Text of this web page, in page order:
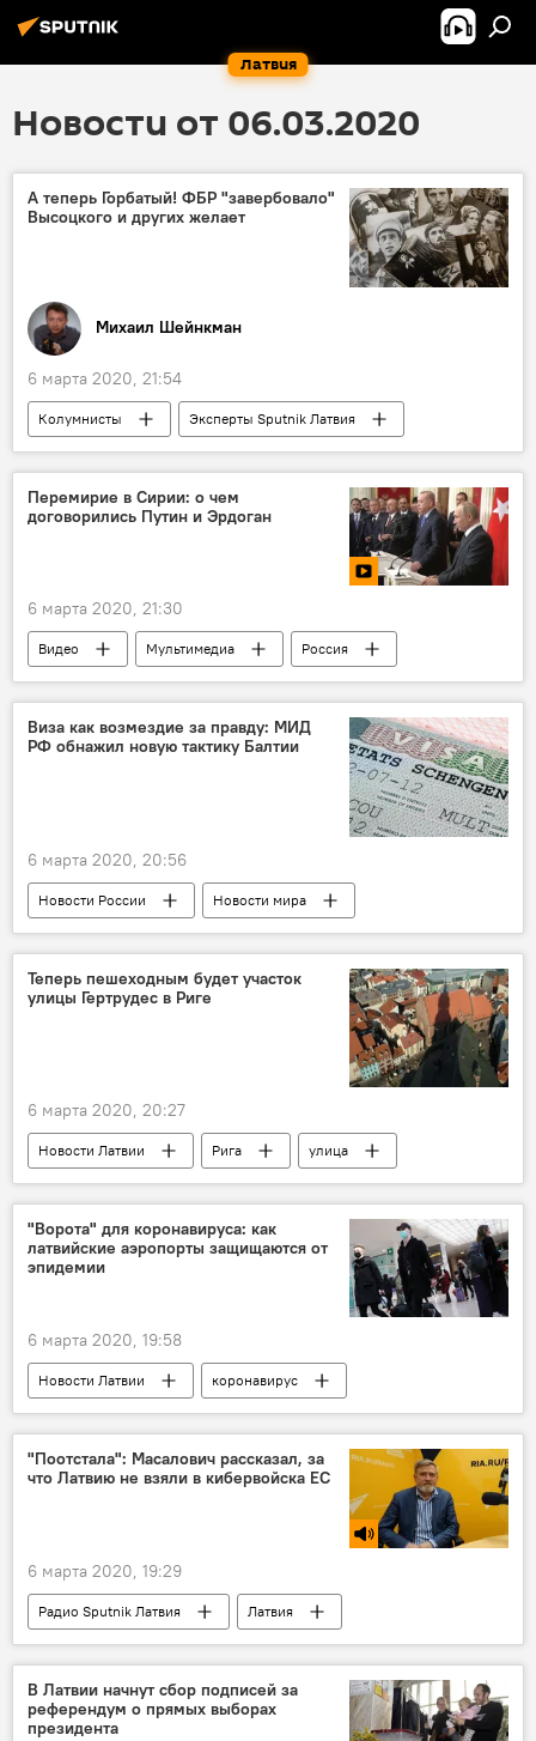
Латвия
Новости от 06.03.2020
А теперь Горбатый! ФБР "завербовало"
Высоцкого и других желает
Михаил Шейнкман
6 марта 2020, 21:54
Колумнисты
Эксперты Sputnik Латвия
США
ФБР Владимир Высоцкий
Перемирие в Сирии: о чем
договорились Путин и Эрдоган
6 марта 2020, 21:30
Видео Мультимедиа
Россия
Турция
Владимир Путин
Реджеп Тайип Эрдоган
Сирия
перемирие
вино
Виза как возмездие за правду: МИД
РФ обнажил новую тактику Балтии
6 марта 2020, 20:56
Новости России
Новости мира
Новости Балтии
Россия
Балтия
Шенгенская виза
МИД РФ
Мария Захарова
Теперь пешеходным будет участок
улицы Гертрудес в Риге
6 марта 2020, 20:27
Новости Латвии Рига улица
"Ворота" для коронавируса: как
латвийские аэропорты защищаются от
эпидемии
6 марта 2020, 19:58
Новости Латвии
коронавирус
аэропорт
Латвия
Рига
Лиепая
"Поотстала": Масалович рассказал, за
что Латвию не взяли в кибервойска ЕС
6 марта 2020, 19:29
Радио Sputnik Латвия
Латвия
Литва
Андрей Масалович
кибербезопасность
киберзащита
В Латвии начнут сбор подписей за
референдум о прямых выборах
президента